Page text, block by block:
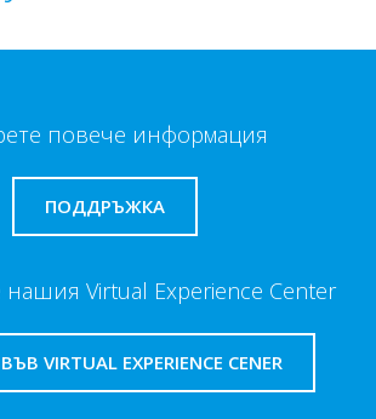
повече информация
ПОДДРЪЖКА
нашия Virtual Experience Center
VIRTUAL EXPERIENCE CENER